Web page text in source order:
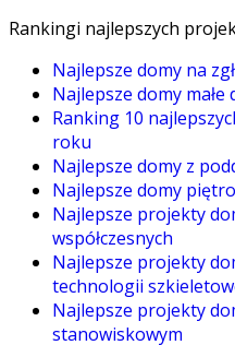
Rankingi najlepszych
Najlepsze domy na
Najlepsze domy małe
Ranking 10
roku
Najlepsze domy z
Najlepsze domy
Najlepsze projekty
współczesnych
Najlepsze projekty
technologii
Najlepsze projekty
stanowiskowym